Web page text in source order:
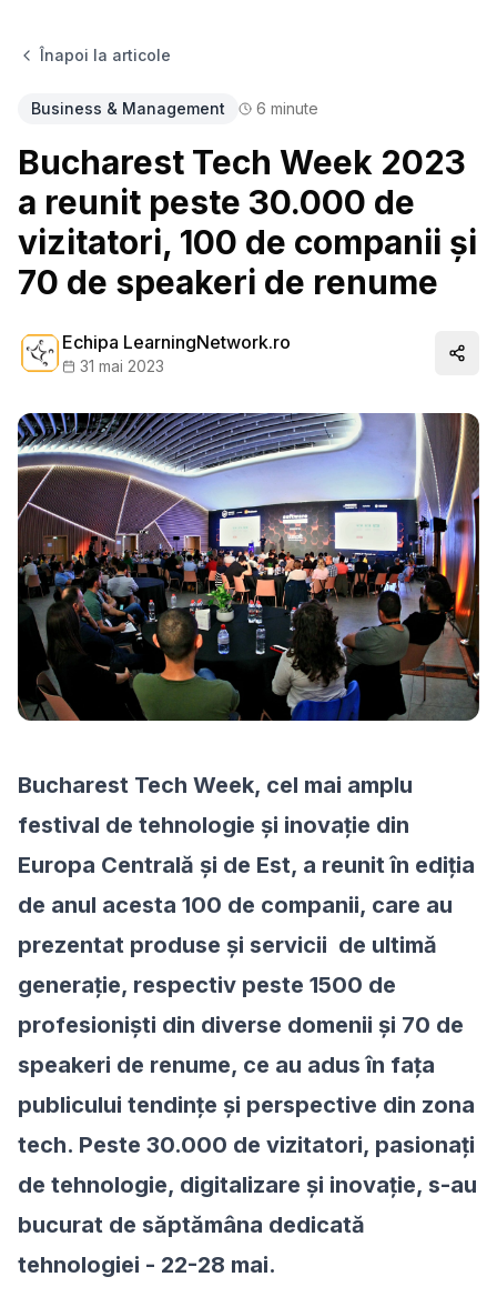
Înapoi la articole
Business & Management 6 minute
Bucharest Tech Week 2023
a reunit peste 30.000 de
vizitatori, 100 de companii și
70 de speakeri de renume
Echipa LearningNetwork.ro
31 mai 2023
Bucharest Tech Week, cel mai amplu
festival de tehnologie și inovație din
Europa Centrală și de Est, a reunit în ediția
de anul acesta 100 de companii, care au
prezentat produse și servicii de ultimă
generație, respectiv peste 1500 de
profesioniști din diverse domenii și 70 de
speakeri de renume, ce au adus în fața
publicului tendințe și perspective din zona
tech. Peste 30.000 de vizitatori, pasionați
de tehnologie, digitalizare și inovație, s-au
bucurat de săptămâna dedicată
tehnologiei - 22-28 mai.